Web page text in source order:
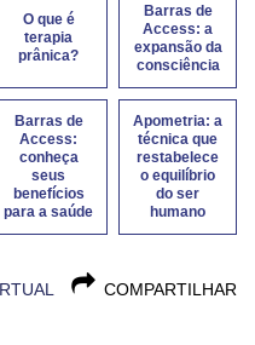
O que é
terapia
prânica?
Barras de
Access: a
expansão da
consciência
Barras de
Access:
conheça
seus
benefícios
para a saúde
Apometria: a
técnica que
restabelece
o equilíbrio
do ser
humano
COMPARTILHAR